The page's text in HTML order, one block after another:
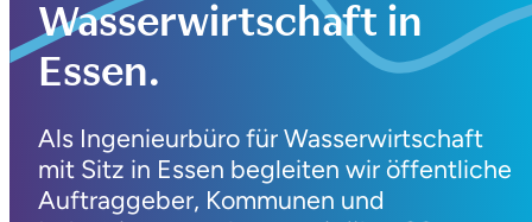
Wasserwirtschaft in
Essen.
Als Ingenieurbüro für Wasserwirtschaft
mit Sitz in Essen begleiten wir öffentliche
Auftraggeber, Kommunen und